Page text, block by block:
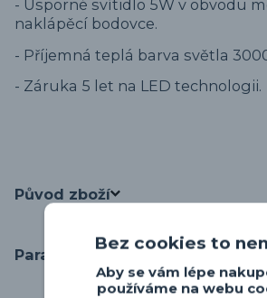
- Úsporné svítidlo 5W v obvodu
naklápěcí bodovce.
- Příjemná teplá barva světla
- Záruka 5 let na LED technologii.
Původ zboží
Parametry
Bez cookies to
Aby se vám lépe
používáme na webu